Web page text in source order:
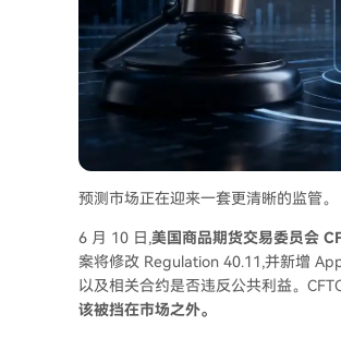
预测市场正在迎来一套更清晰的监管。
6 月 10 日,美国商品期货交易委员会
案将修改 Regulation 40.11,并新增
以及相关合约是否违反公共利益。
该被挡在市场之外。